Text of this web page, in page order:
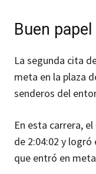
Buen
La segunda cita
meta en la plaza
senderos del
En esta carrera,
de 2:04:02 y
que entró en